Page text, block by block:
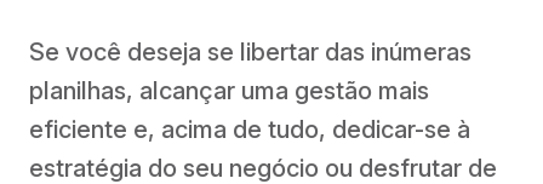
Se você deseja se libertar das inúmeras
planilhas, alcançar uma gestão mais
eficiente e, acima de tudo, dedicar-se à
estratégia do seu negócio ou desfrutar de